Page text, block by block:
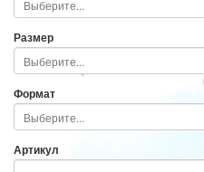
Размер
Формат
Артикул